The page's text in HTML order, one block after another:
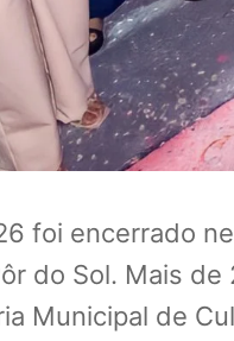
foi encerrado
do Sol. Mais
Municipal de